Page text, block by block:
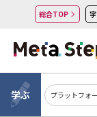
総合TOP
学ぶ プラットフォ